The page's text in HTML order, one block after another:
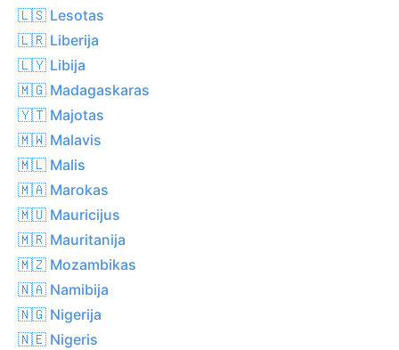
🇱🇸 Lesotas
🇱🇷 Liberija
🇱🇾 Libija
🇲🇬 Madagaskaras
🇾🇹 Majotas
🇲🇼 Malavis
🇲🇱 Malis
🇲🇦 Marokas
🇲🇺 Mauricijus
🇲🇷 Mauritanija
🇲🇿 Mozambikas
🇳🇦 Namibija
🇳🇬 Nigerija
🇳🇪 Nigeris